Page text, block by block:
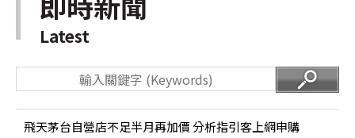
Latest
飛天茅台自營店不足半月再加價 分析指引客上網申購